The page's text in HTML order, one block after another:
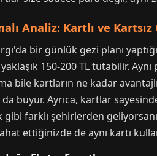
Analiz: Kartlı ve Kartsız
bir günlük gezi planı
150-200 TL tutabilir.
bile kartların ne kadar
büyür. Ayrıca, kartlar
gibi farklı şehirlerden
ettiğinizde de aynı kartı